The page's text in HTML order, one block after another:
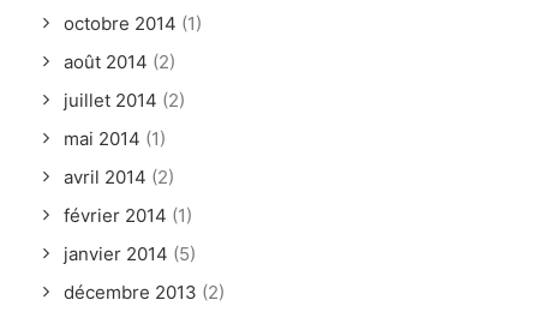
octobre 2014 (1)
août 2014 (2)
juillet 2014 (2)
mai 2014 (1)
avril 2014 (2)
février 2014 (1)
janvier 2014 (5)
décembre 2013 (2)